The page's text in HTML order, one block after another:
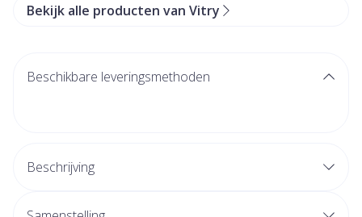
Bekijk alle producten van Vitry
Beschikbare leveringsmethoden
Beschrijving